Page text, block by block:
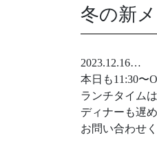
冬の新
2023.12.16…
本日も11:30〜
ランチタイム
ディナーも遅
お問い合わせ